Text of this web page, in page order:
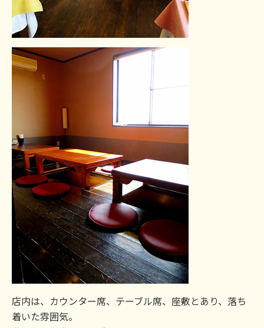
店内は、カウンター席、テーブル席、座敷とあり、落ち
着いた雰囲気。